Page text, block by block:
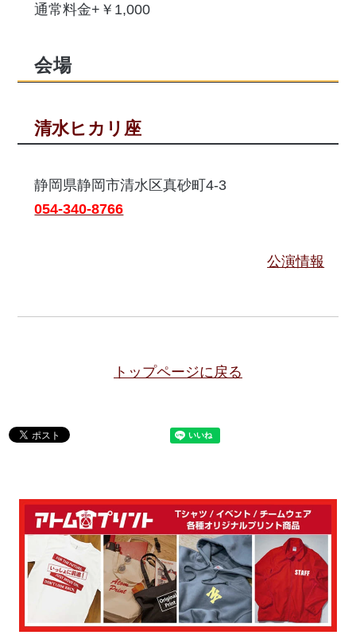
通常料金+￥1,000
会場
清水ヒカリ座
静岡県静岡市清水区真砂町4-3
054-340-8766
公演情報
トップページに戻る